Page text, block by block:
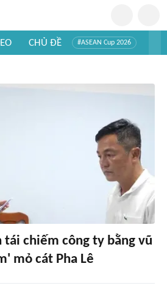
CHỦ ĐỀ #ASEAN Cup 2026
tái chiếm công ty bằng vũ
mỏ cát Pha Lê